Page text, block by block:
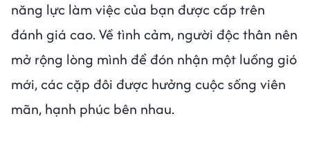
năng lực làm việc của bạn được cấp trên
đánh giá cao. Về tình cảm, người độc thân nên
mở rộng lòng mình để đón nhận một luồng gió
mới, các cặp đôi được hưởng cuộc sống viên
mãn, hạnh phúc bên nhau.